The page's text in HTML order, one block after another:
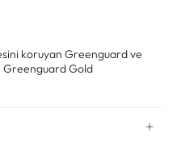
koruyan Greenguard ve
Greenguard Gold